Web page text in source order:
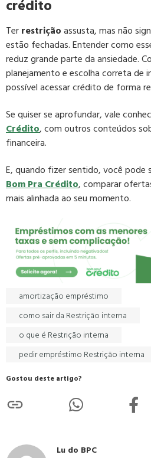
crédito
Terrestriçãoassusta, mas não
estão fechadas. Entender como
reduz grande parte da ansiedade.
planejamento e escolha correta de
possível acessar crédito de forma
Se quiser se aprofundar, vale
Crédito, com outros conteúdos
financeira.
E, quando fizer sentido, você pode
Bom Pra Crédito, comparar
mais alinhada ao seu momento.
Gostou deste artigo?
amortização empréstimo
como sair da Restrição interna
o que é Restrição interna
pedir empréstimo Restrição interna
Lu do BPC